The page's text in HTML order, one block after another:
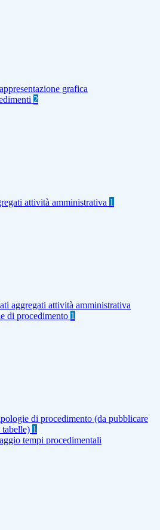
grafica
2
attività amministrativa 1
aggregati attività amministrativa
di procedimento 1
di procedimento (da pubblicare
tabelle) 1
tempi procedimentali